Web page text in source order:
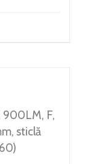
900LM, F,
sticlă